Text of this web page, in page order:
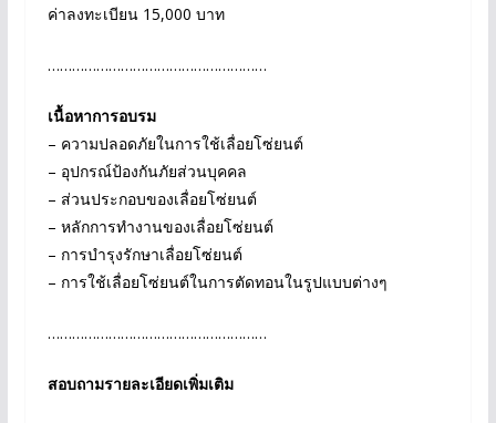
ค่าลงทะเบียน 15,000 บาท
………………………………………………
เนื้อหาการอบรม
– ความปลอดภัยในการใช้เลื่อยโซ่ยนต์
– อุปกรณ์ป้องกันภัยส่วนบุคคล
– ส่วนประกอบของเลื่อยโซ่ยนต์
– หลักการทำงานของเลื่อยโซ่ยนต์
– การบำรุงรักษาเลื่อยโซ่ยนต์
– การใช้เลื่อยโซ่ยนต์ในการตัดทอนในรูปแบบต่างๆ
………………………………………………
สอบถามรายละเอียดเพิ่มเติม